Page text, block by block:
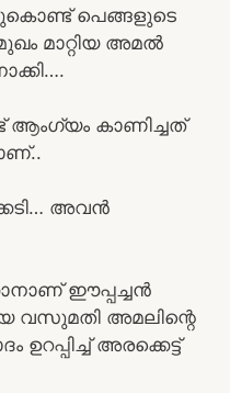
പെങ്ങളുടെ
മാറ്റിയ അമൽ
കാണിച്ചത്
അവൻ
ഈപ്പച്ചൻ
വസുമതി അമലിന്റെ
അരക്കെട്ട്